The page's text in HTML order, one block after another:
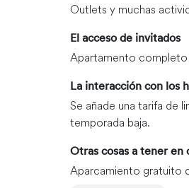
Outlets y muchas
El acceso de invitados
Apartamento completo
La interacción con los
Se añade una tarifa de
temporada baja.
Otras cosas a tener en
Aparcamiento gratuito